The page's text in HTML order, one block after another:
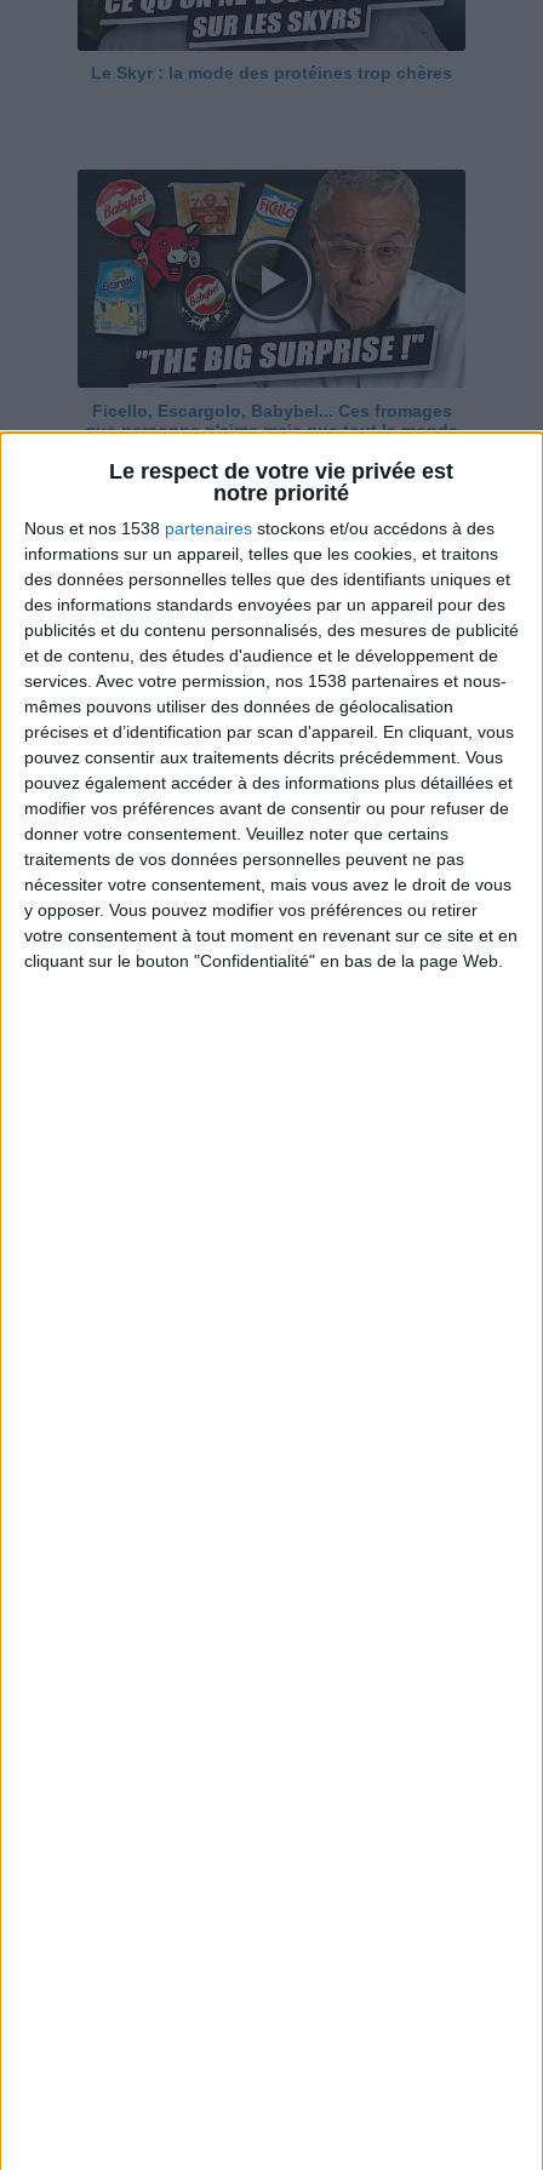
Le respect de votre vie privée est
notre priorité
Nous et nos 1538 partenaires stockons et/ou accédons à des
informations sur un appareil, telles que les cookies, et traitons
des données personnelles telles que des identifiants uniques et
des informations standards envoyées par un appareil pour des
publicités et du contenu personnalisés, des mesures de publicité
et de contenu, des études d'audience et le développement de
services. Avec votre permission, nos 1538 partenaires et nous-
mêmes pouvons utiliser des données de géolocalisation
précises et d’identification par scan d'appareil. En cliquant, vous
pouvez consentir aux traitements décrits précédemment. Vous
pouvez également accéder à des informations plus détaillées et
modifier vos préférences avant de consentir ou pour refuser de
donner votre consentement. Veuillez noter que certains
traitements de vos données personnelles peuvent ne pas
nécessiter votre consentement, mais vous avez le droit de vous
y opposer. Vous pouvez modifier vos préférences ou retirer
votre consentement à tout moment en revenant sur ce site et en
cliquant sur le bouton "Confidentialité" en bas de la page Web.
Le Skyr : la mode des protéines trop chères
Ficello, Escargolo, Babybel... Ces fromages
que personne n'aime mais que tout le monde
Saumon fumé pour les fêtes : avez-vous fait le
bon choix ?